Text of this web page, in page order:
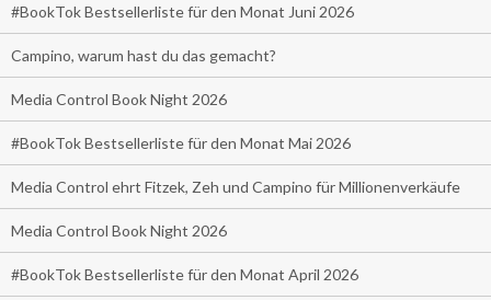
#BookTok Bestsellerliste für den Monat Juni 2026
Campino, warum hast du das gemacht?
Media Control Book Night 2026
#BookTok Bestsellerliste für den Monat Mai 2026
Media Control ehrt Fitzek, Zeh und Campino für Millionenverkäufe
Media Control Book Night 2026
#BookTok Bestsellerliste für den Monat April 2026